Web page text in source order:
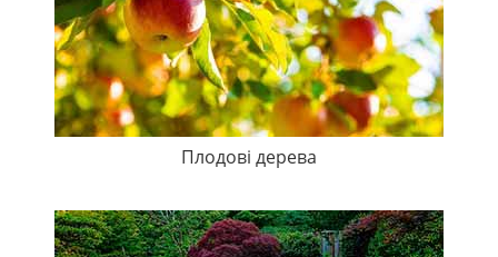
Плодові дерева